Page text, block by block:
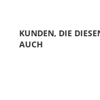
KUNDEN, DIE
AUCH